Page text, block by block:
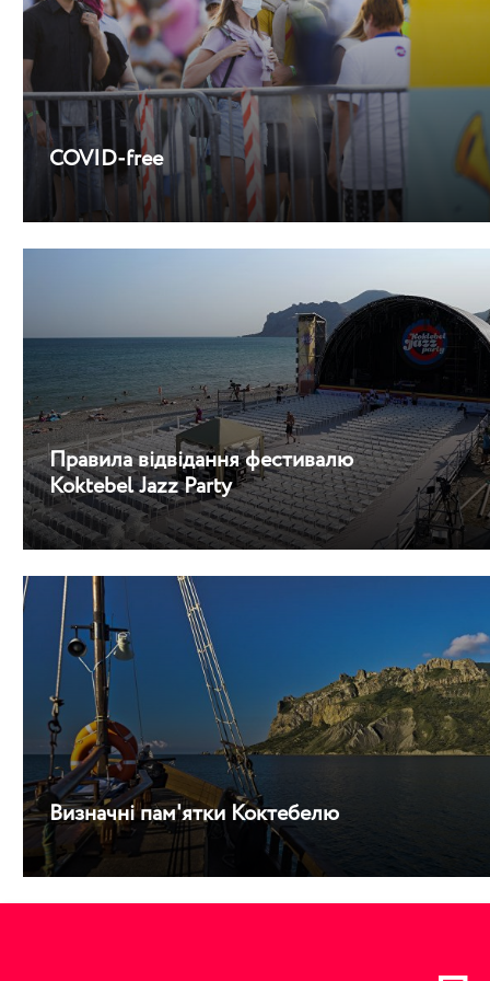
COVID-free
Правила відвідання фестивалю
Koktebel Jazz Party
Визначні пам'ятки Коктебелю